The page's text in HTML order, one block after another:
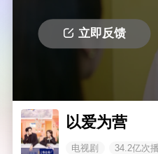
立即反馈
以爱为营
电视剧 34.2亿次